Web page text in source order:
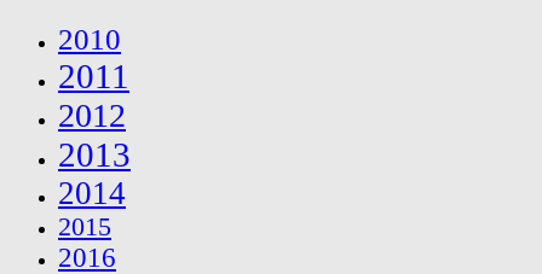
2010
2011
2012
2013
2014
2015
2016